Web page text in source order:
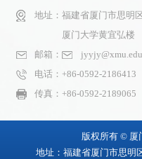
地址：福建省厦门市思明
厦门大学黄宜弘楼
邮箱：
电话： +86-0592-2186413
传真： +86-0592-2189065
版权所有 © 厦
地址：福建省厦门市思明